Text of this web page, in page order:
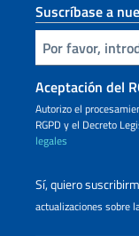
Suscríbase a
Inserta tu correo electronico
Aceptación del
Autorizo ​​el
RGPD y el Decreto
legales
Sí, quiero
actualizaciones sobre